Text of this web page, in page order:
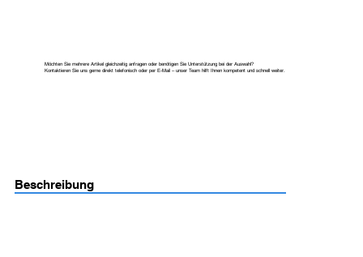
Möchten Sie mehrere Artikel gleichzeitig anfragen oder benötigen Sie Unterstützung bei der Auswahl?
Kontaktieren Sie uns gerne direkt telefonisch oder per E-Mail – unser Team hilft Ihnen kompetent und schnell weiter.
Beschreibung